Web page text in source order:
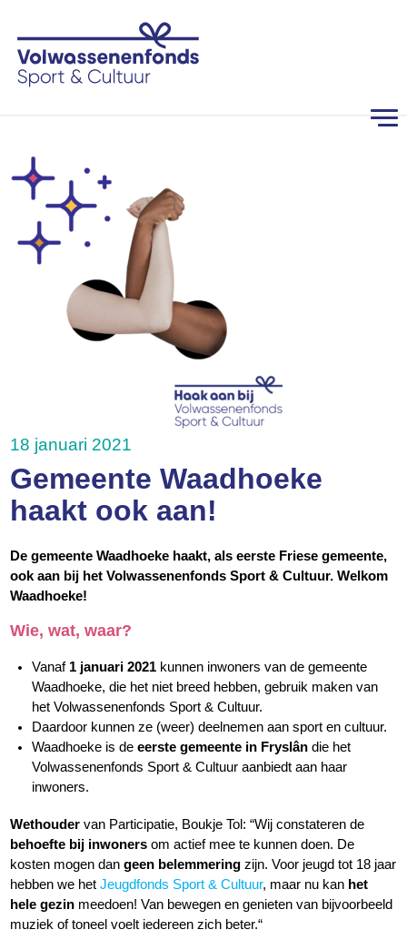
18 januari 2021
Gemeente Waadhoeke
haakt ook aan!
De gemeente Waadhoeke haakt, als eerste Friese gemeente,
ook aan bij het Volwassenenfonds Sport & Cultuur. Welkom
Waadhoeke!
Wie, wat, waar?
Vanaf 1 januari 2021kunnen inwoners van de gemeente
Waadhoeke, die het niet breed hebben, gebruik maken van
het Volwassenenfonds Sport & Cultuur.
Daardoor kunnen ze (weer) deelnemen aan sport en cultuur.
Waadhoeke is de eerste gemeente in Fryslândie het
Volwassenenfonds Sport & Cultuur aanbiedt aan haar
inwoners.
Wethouder van Participatie, Boukje Tol: “Wij constateren de
behoefte bij inwoners om actief mee te kunnen doen. De
kosten mogen dangeen belemmering zijn. Voor jeugd tot 18 jaar
hebben we hetJeugdfonds Sport & Cultuur, maar nu kan het
hele gezin meedoen! Van bewegen en genieten van bijvoorbeeld
muziek of toneel voelt iedereen zich beter.“